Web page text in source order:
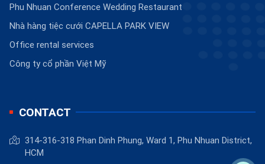
Phu Nhuan Conference Wedding Restaurant
Nhà hàng tiệc cưới CAPELLA PARK VIEW
Office rental services
Công ty cổ phần Việt Mỹ
CONTACT
314-316-318 Phan Dinh Phung, Ward 1, Phu Nhuan District,
HCM